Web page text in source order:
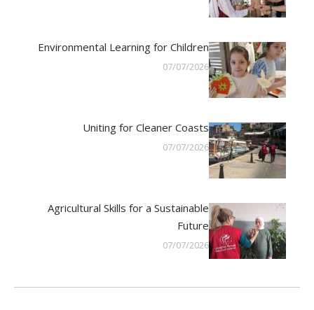
Environmental Learning for Children
07/07/2026
Uniting for Cleaner Coasts
07/07/2026
Agricultural Skills for a Sustainable
Future
07/07/2026